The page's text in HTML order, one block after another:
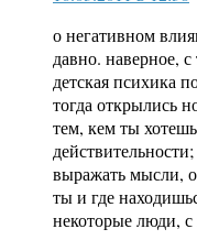
о негативном
давно. наверное,
детская психика
тогда открылись
тем, кем ты
выражать мысли,
ты и где
некоторые люди,